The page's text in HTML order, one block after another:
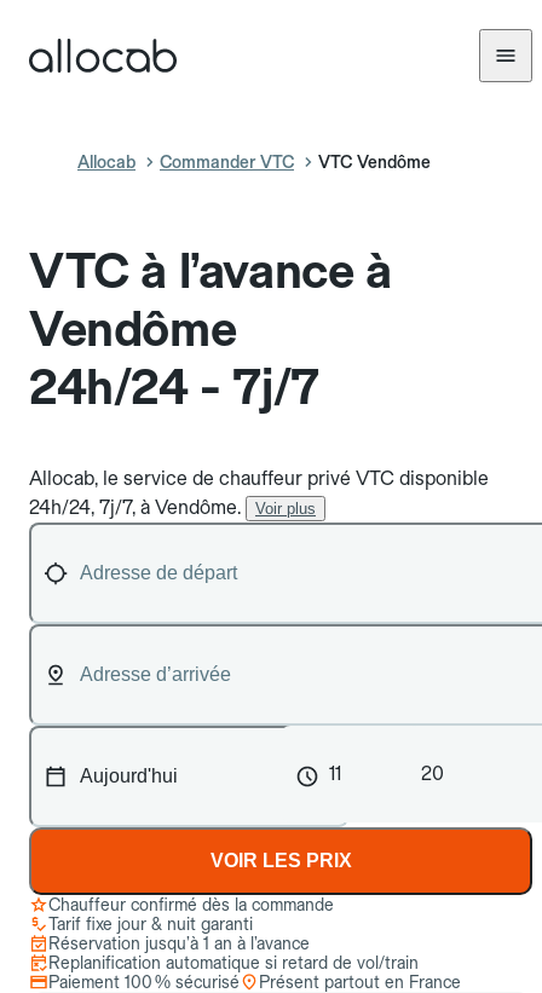
Allocab Commander VTC VTC Vendôme
VTC à l’avance à
Vendôme
24h/24 - 7j/7
Allocab, le service de chauffeur privé VTC disponible
24h/24, 7j/7, à Vendôme.
Voir plus
11 20
VOIR LES PRIX
Chauffeur confirmé dès la commande
Tarif fixe jour & nuit garanti
Réservation jusqu’à 1 an à l’avance
Replanification automatique si retard de vol/train
Paiement 100 % sécurisé
Présent partout en France